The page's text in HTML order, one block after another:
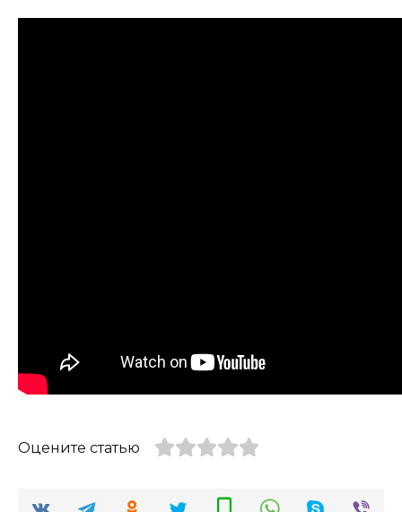
Оцените статью